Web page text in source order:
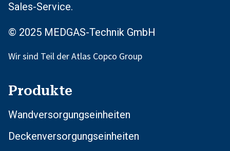
Sales-Service.
© 2025 MEDGAS-Technik GmbH
Wir sind Teil der Atlas Copco Group
Produkte
Wandversorgungseinheiten
Deckenversorgungseinheiten